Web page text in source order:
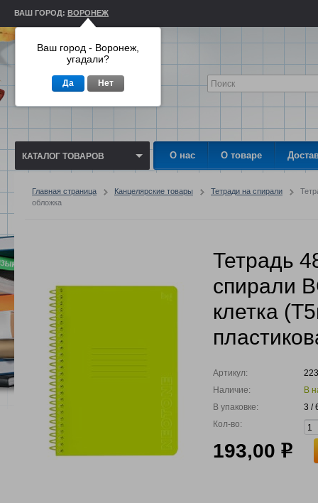
ВАШ ГОРОД: ВОРОНЕЖ
КАТАЛОГ ТОВАРОВ О нас О товаре
Главная страница Канцелярские товары Тетради на спирали
обложка
Тетрадь
спирали
клетка
Артикул:
Наличие:
В
В упаковке:
3 /
Кол-во:
193,00 р
Ваш город - Воронеж,
угадали?
Да Нет